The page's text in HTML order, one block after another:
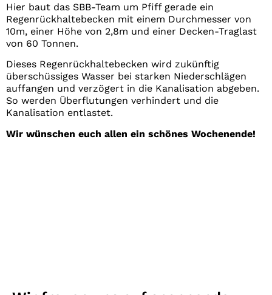
Hier baut das SBB-Team um Pfiff gerade ein
Regenrückhaltebecken mit einem Durchmesser von
10m, einer Höhe von 2,8m und einer Decken-Traglast
von 60 Tonnen.
Dieses Regenrückhaltebecken wird zukünftig
überschüssiges Wasser bei starken Niederschlägen
auffangen und verzögert in die Kanalisation abgeben.
So werden Überflutungen verhindert und die
Kanalisation entlastet.
Wir wünschen euch allen ein schönes Wochenende!